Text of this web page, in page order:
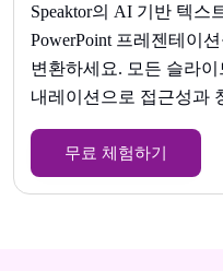
Speaktor의 AI 기반 텍스
PowerPoint 프레젠테이
변환하세요. 모든 슬라
내레이션으로 접근성과
무료 체험하기